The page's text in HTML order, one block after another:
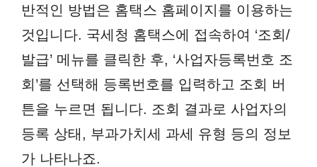
반적인 방법은 홈택스 홈페이지를 이용하는
것입니다. 국세청 홈택스에 접속하여 ‘조회/
발급’ 메뉴를 클릭한 후, ‘사업자등록번호 조
회’를 선택해 등록번호를 입력하고 조회 버
튼을 누르면 됩니다. 조회 결과로 사업자의
등록 상태, 부과가치세 과세 유형 등의 정보
가 나타나죠.